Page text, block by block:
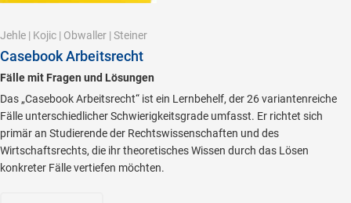
Jehle | Kojic | Obwaller | Steiner
Casebook Arbeitsrecht
Fälle mit Fragen und Lösungen
Das „Casebook Arbeitsrecht“ ist ein Lernbehelf, der 26 variantenreiche
Fälle unterschiedlicher Schwierigkeitsgrade umfasst. Er richtet sich
primär an Studierende der Rechtswissenschaften und des
Wirtschaftsrechts, die ihr theoretisches Wissen durch das Lösen
konkreter Fälle vertiefen möchten.